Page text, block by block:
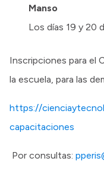
Manso
Los días 19 y 20
Inscripciones para el
la escuela, para las
https://
capacitaciones
Por consultas: